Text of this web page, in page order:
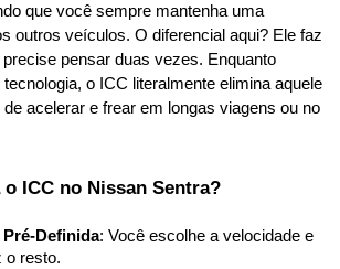
que você sempre mantenha uma
outros veículos. O diferencial aqui? Ele faz
pensar duas vezes. Enquanto
o ICC literalmente elimina aquele
acelerar e frear em longas viagens ou no
ICC no Nissan Sentra?
Definida: Você escolhe a velocidade e
o resto.